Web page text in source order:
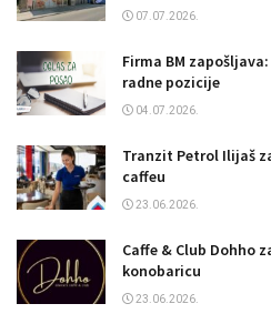
07.07.2026.
Firma BM
radne pozicije
04.07.2026.
Tranzit Petrol Ilijaš
caffeu
23.06.2026.
Caffe & Club Dohho
konobaricu
23.06.2026.